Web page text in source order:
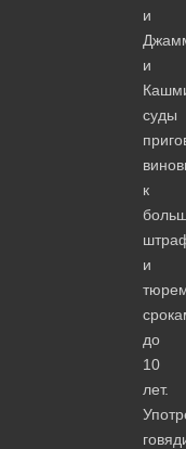
и
и
суды
к
и
до
10
лет.